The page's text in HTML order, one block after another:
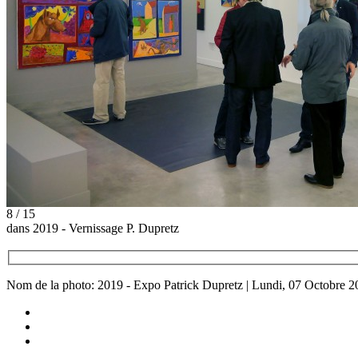
8 / 15
dans 2019 - Vernissage P. Dupretz
Nom de la photo: 2019 - Expo Patrick Dupretz | Lundi, 07 Octobre